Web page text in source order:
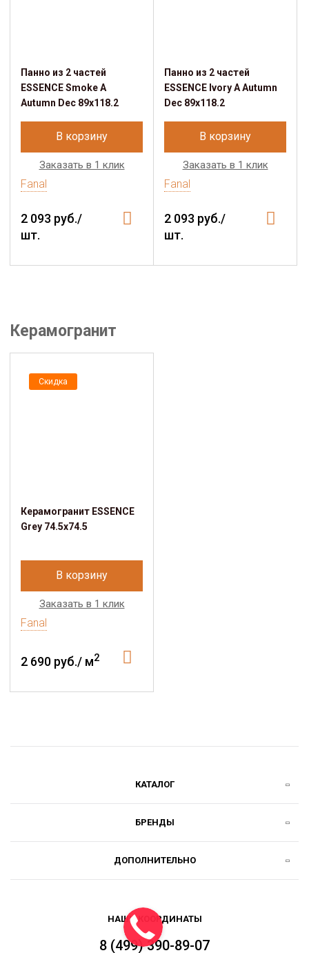
Панно из 2 частей
ESSENCE Smoke A
Autumn Dec 89x118.2
В корзину
Заказать в 1 клик
Fanal
2 093 руб./
шт.
Панно из 2 частей
ESSENCE Ivory A Autumn
Dec 89x118.2
В корзину
Заказать в 1 клик
Fanal
2 093 руб./
шт.
Керамогранит
Скидка
Керамогранит ESSENCE
Grey 74.5x74.5
В корзину
Заказать в 1 клик
Fanal
2 690 руб./ м2
КАТАЛОГ
БРЕНДЫ
ДОПОЛНИТЕЛЬНО
НАШИ КООРДИНАТЫ
8 (499) 390-89-07